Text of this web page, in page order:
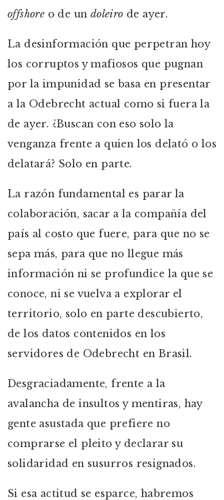
offshore o de un doleiro de ayer.
La desinformación que perpetran hoy
los corruptos y mafiosos que pugnan
por la impunidad se basa en presentar
a la Odebrecht actual como si fuera la
de ayer. ¿Buscan con eso solo la
venganza frente a quien los delató o los
delatará? Solo en parte.
La razón fundamental es parar la
colaboración, sacar a la compañía del
país al costo que fuere, para que no se
sepa más, para que no llegue más
información ni se profundice la que se
conoce, ni se vuelva a explorar el
territorio, solo en parte descubierto,
de los datos contenidos en los
servidores de Odebrecht en Brasil.
Desgraciadamente, frente a la
avalancha de insultos y mentiras, hay
gente asustada que prefiere no
comprarse el pleito y declarar su
solidaridad en susurros resignados.
Si esa actitud se esparce, habremos